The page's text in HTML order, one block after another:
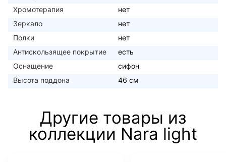
Хромотерапия
нет
Зеркало
нет
Полки
нет
Антискользящее покрытие
есть
Оснащение
сифон
Высота поддона
46 см
Другие товары из
коллекции Nara light